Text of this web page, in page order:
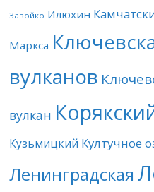
Завойко Илюхин
Маркса
вулканов
вулкан
Кузьмицкий Култучное
Ленинградская